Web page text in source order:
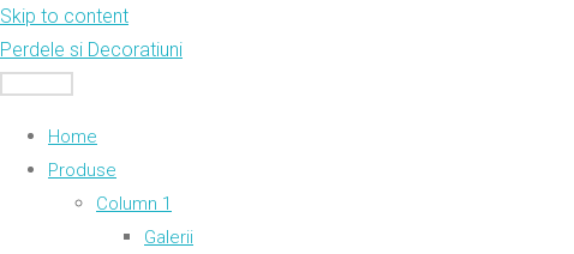
Skip to content
Perdele si Decoratiuni
Home
Produse
Column 1
Galerii